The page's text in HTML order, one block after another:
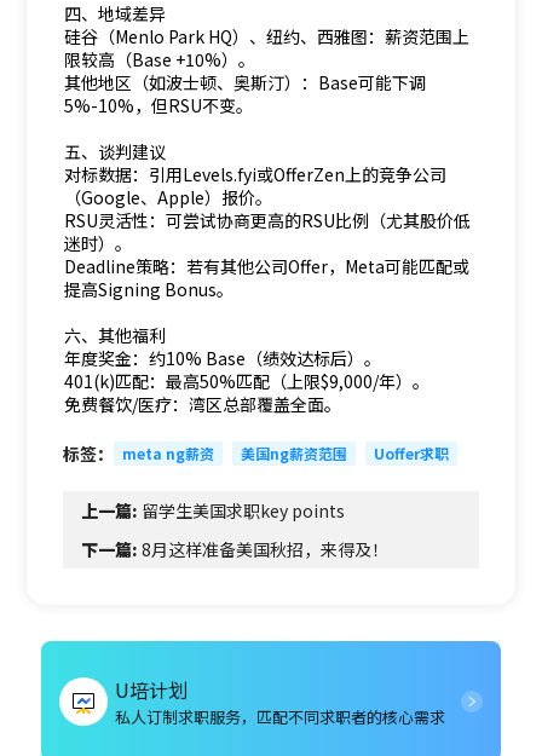
四、地域差异
硅谷（Menlo Park HQ）、纽约、西雅图：薪资范围上
限较高（Base +10%）。
其他地区（如波士顿、奥斯汀）：Base可能下调
5%-10%，但RSU不变。
五、谈判建议
对标数据：引用Levels.fyi或OfferZen上的竞争公司
（Google、Apple）报价。
RSU灵活性：可尝试协商更高的RSU比例（尤其股价低
迷时）。
Deadline策略：若有其他公司Offer，Meta可能匹配或
提高Signing Bonus。
六、其他福利
年度奖金：约10% Base（绩效达标后）。
401(k)匹配：最高50%匹配（上限$9,000/年）。
免费餐饮/医疗：湾区总部覆盖全面。
标签： meta ng薪资 美国ng薪资范围 Uoffer求职
上一篇: 留学生美国求职key points
下一篇:8月这样准备美国秋招，来得及！
U培计划
私人订制求职服务，匹配不同求职者的核心需求